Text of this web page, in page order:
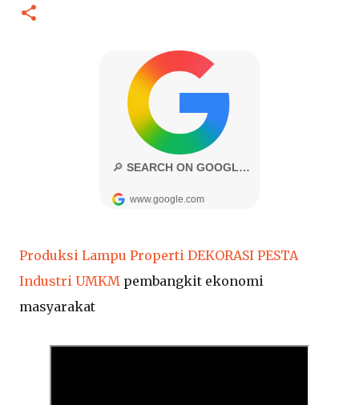
Produksi Lampu Properti DEKORASI PESTA
Industri UMKM pembangkit ekonomi
masyarakat